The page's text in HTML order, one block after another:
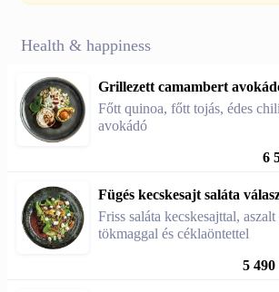
Health & happiness
Grillezett camambert
Főtt quinoa, főtt tojás, édes
avokádó
6
Fügés kecskesajt saláta
Friss saláta kecskesajttal,
tökmaggal és céklaöntettel
5